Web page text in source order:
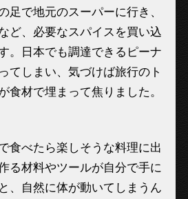
足で地元のスーパーに行き、
ど、必要なスパイスを買い込
。日本でも調達できるピーナ
てしまい、気づけば旅行のト
食材で埋まって焦りました。
食べたら楽しそうな料理に出
る材料やツールが自分で手に
、自然に体が動いてしまうん